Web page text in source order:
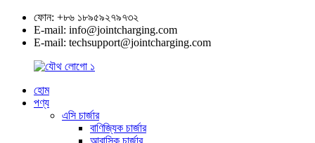
ফোন: +৮৬ ১৮৯৫৯২৭৯৭৩২
E-mail: info@jointcharging.com
E-mail: techsupport@jointcharging.com
হোম
পণ্য
এসি চার্জার
বাণিজ্যিক চার্জার
আবাসিক চার্জার